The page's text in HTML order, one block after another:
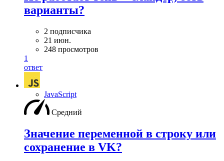
варианты?
2 подписчика
21 июн.
248 просмотров
1
ответ
JavaScript
Средний
Значение переменной в строку или
сохранение в VK?